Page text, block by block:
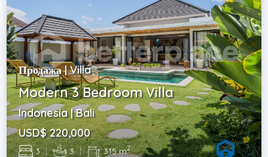
Продажа | Villa
Modern 3 Bedroom Villa
Indonesia | Bali
USD$ 220,000
3 | 3 | 315 m2